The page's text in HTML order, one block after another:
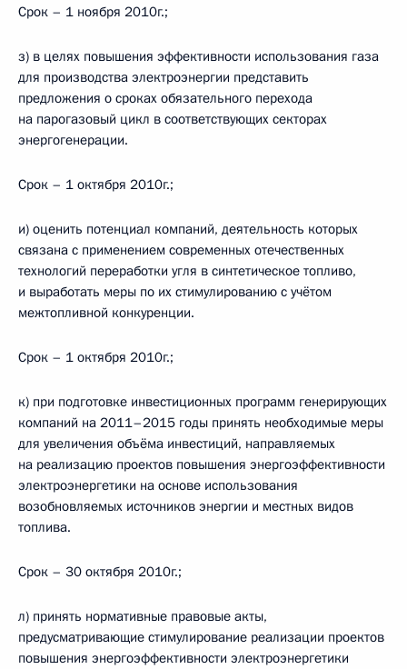
Срок – 1 ноября 2010г.;
з) в целях повышения эффективности использования газа
для производства электроэнергии представить
предложения о сроках обязательного перехода
на парогазовый цикл в соответствующих секторах
энергогенерации.
Срок – 1 октября 2010г.;
и) оценить потенциал компаний, деятельность которых
связана с применением современных отечественных
технологий переработки угля в синтетическое топливо,
и выработать меры по их стимулированию с учётом
межтопливной конкуренции.
Срок – 1 октября 2010г.;
к) при подготовке инвестиционных программ генерирующих
компаний на 2011–2015 годы принять необходимые меры
для увеличения объёма инвестиций, направляемых
на реализацию проектов повышения энергоэффективности
электроэнергетики на основе использования
возобновляемых источников энергии и местных видов
топлива.
Срок – 30 октября 2010г.;
л) принять нормативные правовые акты,
предусматривающие стимулирование реализации проектов
повышения энергоэффективности электроэнергетики